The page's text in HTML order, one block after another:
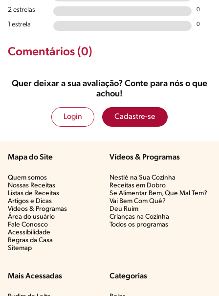
2 estrelas 0
1 estrela 0
Comentários (0)
Quer deixar a sua avaliação? Conte para nós o que
achou!
Login Cadastre-se
Mapa do Site
Quem somos
Nossas Receitas
Listas de Receitas​
Artigos e Dicas​
Vídeos & Programas​
Área do usuário
Fale Conosco
Acessibilidade
Regras da Casa
Sitemap
Vídeos & Programas​
Nestlé na Sua Cozinha
Receitas em Dobro
Se Alimentar Bem, Que Mal Tem?​
Vai Bem Com Quê?​
Deu Ruim​
Crianças na Cozinha​
Todos os programas
Mais Acessadas Categorias